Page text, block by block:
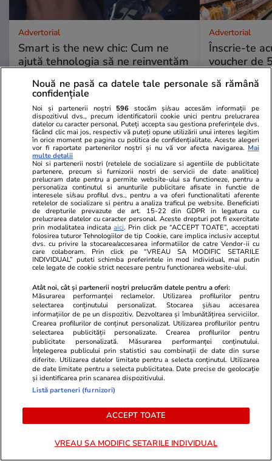
Advertorial
Smart is the new chic: Cum ne
ajută tehnologia să ne reinventăm
Advertorial
Înscrie-te
voucher de
PARTENERI
Wowbiz.ro
litoral! Doi îndrăgostiți au
transformat marea într-o scenă
de film romantic. Turiștii prezenți
s-au uitat de două ori
Redactia.ro
Marculescu.
scaun cu
un
POLITIC
SURSE Război politic total. PNL
garniturilor doi și trei din
Nouă ne pasă ca datele tale personale să rămână
confidențiale
Noi și partenerii noștri 596 stocăm și/sau accesăm informații pe
dispozitivul dvs., precum identificatorii cookie unici pentru prelucrarea
datelor cu caracter personal. Puteți accepta sau gestiona preferințele dvs.
făcând clic mai jos, respectiv vă puteți opune utilizării unui interes legitim
în orice moment pe pagina cu politica de confidențialitate. Aceste alegeri
vor fi raportate partenerilor noștri și nu vă vor afecta navigarea. Mai
multe detalii
Noi si partenerii nostri (retelele de socializare si agentiile de publicitate
partenere, precum si furnizorii nostri de servicii de date analitice)
prelucram date pentru a permite website-ului sa functioneze, pentru a
personaliza continutul si anunturile publicitare afisate in functie de
interesele si/sau profilul dvs., pentru a va oferi functionalitati aferente
retelelor de socializare si pentru a analiza traficul pe website. Beneficiati
de drepturile prevazute de art. 15-22 din GDPR in legatura cu
prelucrarea datelor cu caracter personal. Aceste drepturi pot fi exercitate
prin modalitatea indicataaici. Prin click pe “ACCEPT TOATE”, acceptati
folosirea tuturor Tehnologiilor de tip Cookie, care implica inclusiv acceptul
dvs. cu privire la stocarea/accesarea informatiilor de catre Vendor-ii cu
care colaboram. Prin click pe “VREAU SA MODIFIC SETARILE
INDIVIDUAL” puteti schimba preferintele in mod individual, mai putin
cele legate de cookie strict necesare pentru functionarea website-ului.
Atât noi, cât și partenerii noștri prelucrăm datele pentru a oferi:
Măsurarea performanței reclamelor. Utilizarea profilurilor pentru
selectarea conținutului personalizat. Stocarea și/sau accesarea
informațiilor de pe un dispozitiv. Dezvoltarea și îmbunătățirea serviciilor.
Crearea profilurilor de conținut personalizat. Utilizarea profilurilor pentru
selectarea publicității personalizate. Crearea profilurilor pentru
publicitate personalizată. Măsurarea performanței conținutului.
Înțelegerea publicului prin statistici sau combinații de date din surse
diferite. Utilizarea datelor limitate pentru a selecta conținutul. Utilizarea
de date limitate pentru a selecta publicitatea. Date precise de geolocație
și identificarea prin scanarea dispozitivului.
Listă parteneri (furnizori)
ACCEPT TOATE
VREAU SA MODIFIC SETARILE INDIVIDUAL